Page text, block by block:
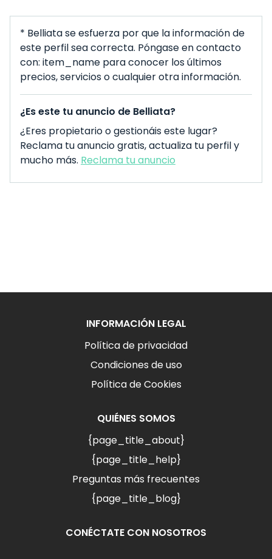
* Belliata se esfuerza por que la información de
este perfil sea correcta. Póngase en contacto
con: item_name para conocer los últimos
precios, servicios o cualquier otra información.
¿Es este tu anuncio de Belliata?
¿Eres propietario o gestionáis este lugar?
Reclama tu anuncio gratis, actualiza tu perfil y
mucho más. Reclama tu anuncio
INFORMACIÓN LEGAL
Política de privacidad
Condiciones de uso
Política de Cookies
QUIÉNES SOMOS
{page_title_about}
{page_title_help}
Preguntas más frecuentes
{page_title_blog}
CONÉCTATE CON NOSOTROS